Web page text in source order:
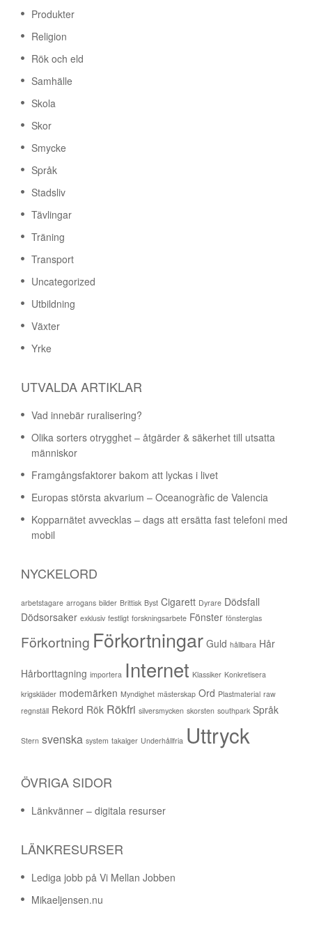
Produkter
Religion
Rök och eld
Samhälle
Skola
Skor
Smycke
Språk
Stadsliv
Tävlingar
Träning
Transport
Uncategorized
Utbildning
Växter
Yrke
UTVALDA ARTIKLAR
Vad innebär ruralisering?
Olika sorters otrygghet – åtgärder & säkerhet till utsatta
människor
Framgångsfaktorer bakom att lyckas i livet
Europas största akvarium – Oceanogràfic de Valencia
Kopparnätet avvecklas – dags att ersätta fast telefoni med
mobil
NYCKELORD
arbetstagare arrogans bilder Brittisk Byst Cigarett Dyrare Dödsfall
Dödsorsaker exklusiv festligt forskningsarbete Fönster fönsterglas
Förkortning Förkortningar Guld hållbara Hår
Hårborttagning importera Internet Klassiker Konkretisera
krigskläder modemärken Myndighet mästerskap Ord Plastmaterial raw
regnställ Rekord Rök Rökfri silversmycken skorsten southpark Språk
Stern svenska system takalger Underhållfria Uttryck
ÖVRIGA SIDOR
Länkvänner – digitala resurser
LÄNKRESURSER
Lediga jobb på Vi Mellan Jobben
Mikaeljensen.nu